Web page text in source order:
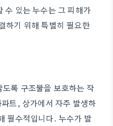
수 있는 누수는 그 피해가
하기 위해 특별히 필요한
록 구조물을 보호하는 작
트, 상가에서 자주 발생하
필수적입니다. 누수가 발